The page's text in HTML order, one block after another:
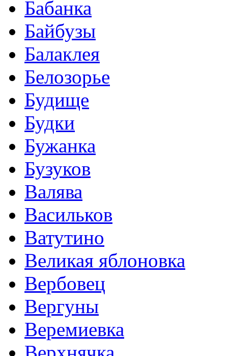
Бабанка
Байбузы
Балаклея
Белозорье
Будище
Будки
Бужанка
Бузуков
Валява
Васильков
Ватутино
Великая яблоновка
Вербовец
Вергуны
Веремиевка